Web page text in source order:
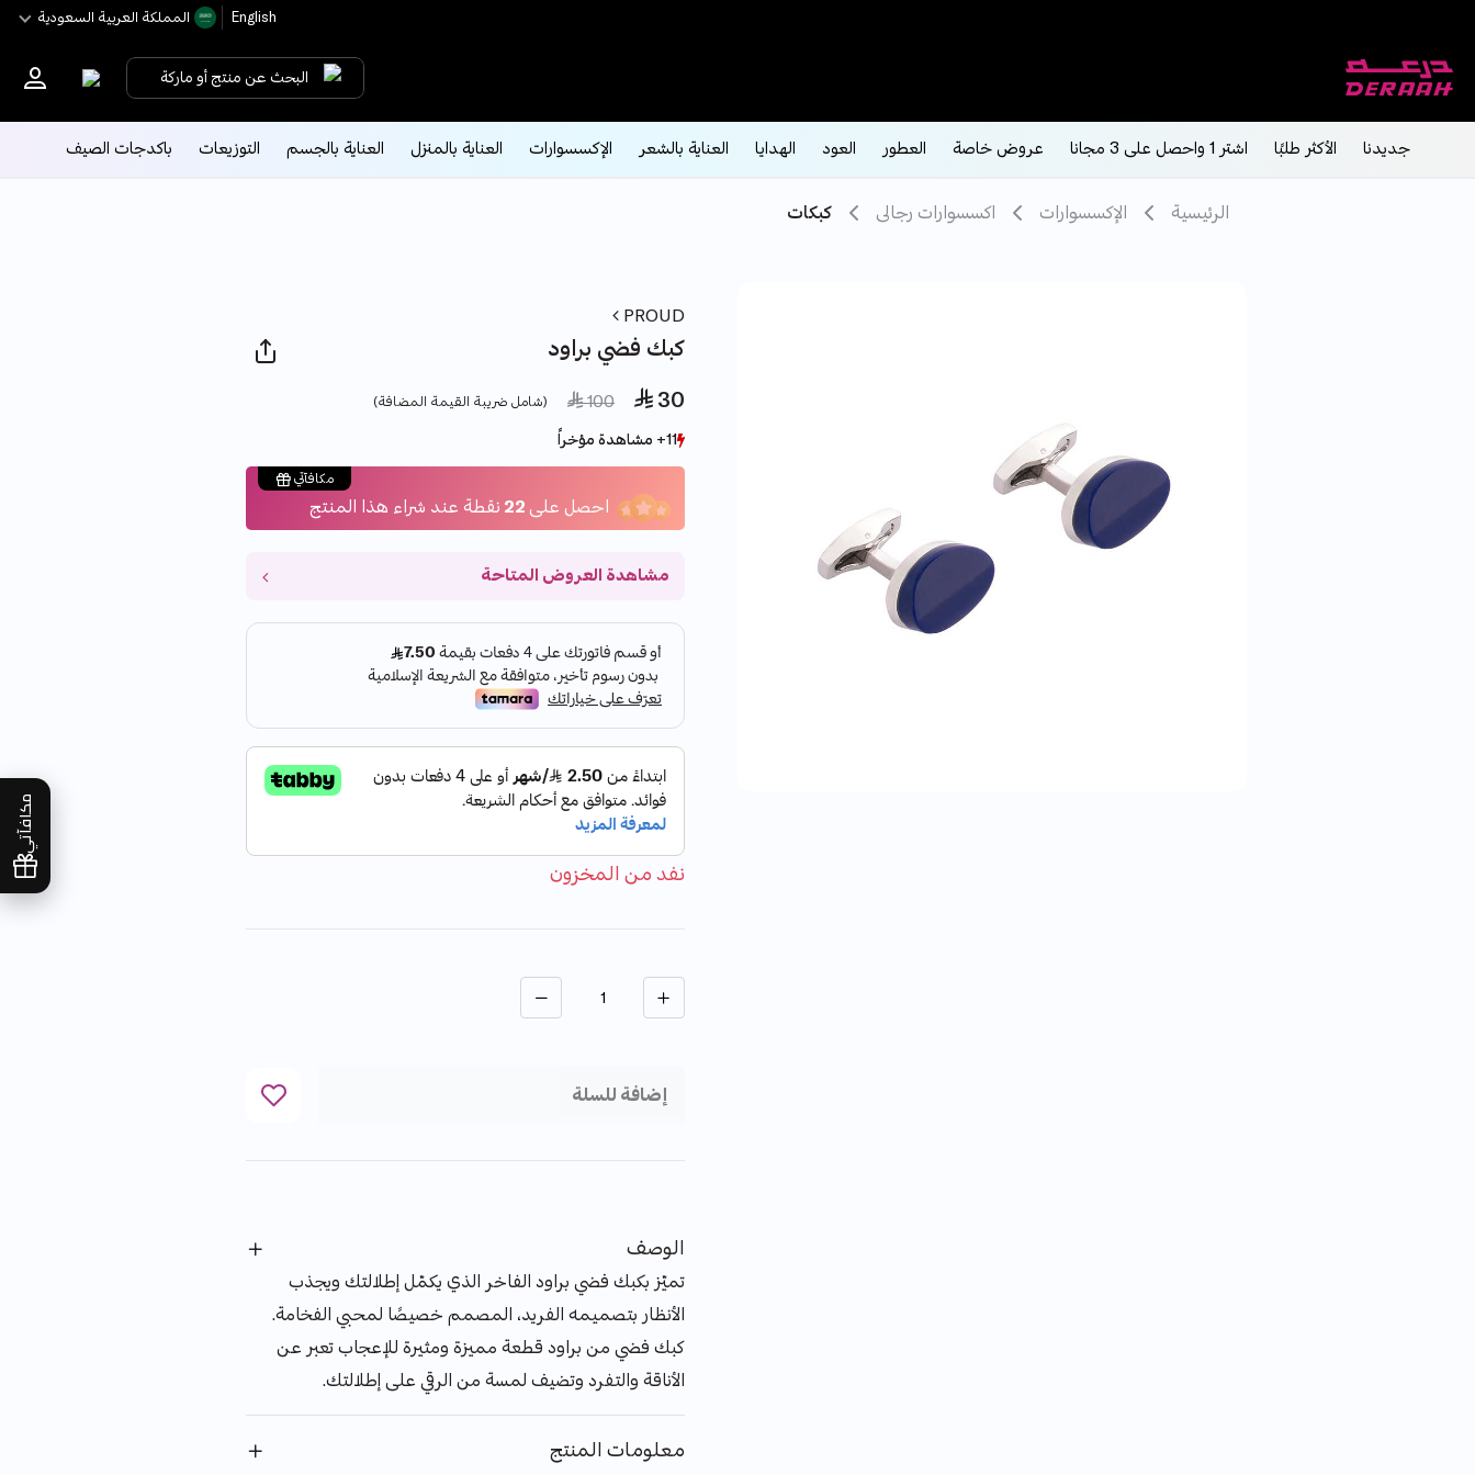
English اﻟﻤﻤﻠﻜﺔ اﻟﻌﺮﺑﻴﺔ اﻟﺴﻌﻮدﻳﺔ
البحث عن منتج أو ماركة
جديدنا الأكثر طلبًا اشتر 1 واحصل على 3 مجانا عروض خاصة العطور العود الهدايا العناية بالشعر الإكسسوارات العناية بالمنزل العناية بالجسم التوزيعات باكدجات الصيف
مكافآتي
الرئيسية الإكسسوارات اكسسوارات رجالى كبكات
PROUD
كبك فضي براود
 30
Price reduced from
 100
to (شامل ضريبة القيمة المضافة)
11+ مشاهدة مؤخراً
2+ بيع مؤخراً
11+ مشاهدة مؤخراً
2+ بيع مؤخراً
مكافآتي
احصل على22نقطة عند شراء هذا المنتج
مشاهدة العروض المتاحة
نفد من المخزون
الكمية
إضافة للسلة
الوصف
تميّز بكبك فضي براود الفاخر الذي يكمّل إطلالتك ويجذب
الأنظار بتصميمه الفريد، المصمم خصيصًا لمحبي الفخامة.
كبك فضي من براود قطعة مميزة ومثيرة للإعجاب تعبر عن
الأناقة والتفرد وتضيف لمسة من الرقي على إطلالتك.
معلومات المنتج